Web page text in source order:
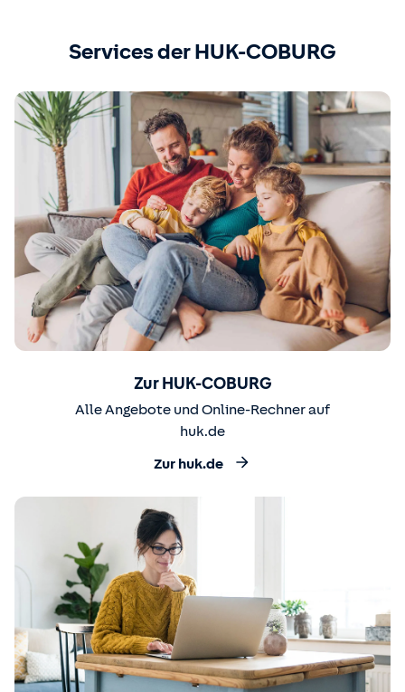
Services der HUK-COBURG
Zur HUK-COBURG
Alle Angebote und Online-Rechner auf
huk.de
Zur huk.de